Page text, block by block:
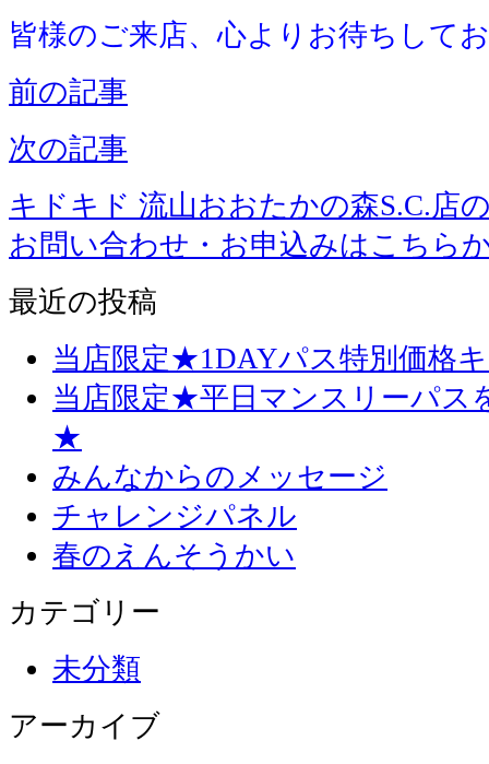
皆様のご来店、心よりお待ちして
前の記事
次の記事
キドキド 流山おおたかの森S.C.店
お問い合わせ・お申込みはこちら
最近の投稿
当店限定★1DAYパス特別価格
当店限定★平日マンスリーパス
★
みんなからのメッセージ
チャレンジパネル
春のえんそうかい
カテゴリー
未分類
アーカイブ